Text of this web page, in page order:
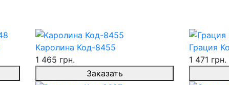
Каролина Код-8455
1 465 грн.
Заказать
Грация
1 471 грн.